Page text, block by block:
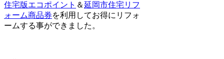
住宅版エコポイント ＆延岡市住宅リフ
ォーム商品券を利用してお得にリフォ
ームする事ができました。